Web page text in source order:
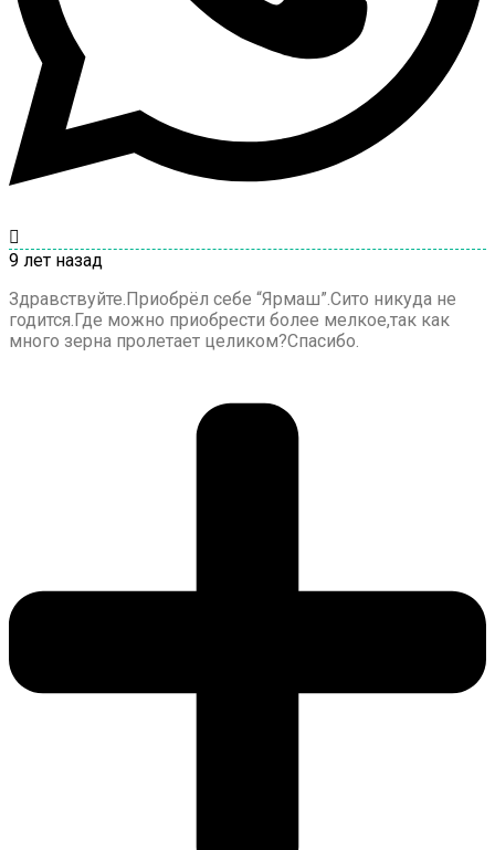
9 лет назад
Здравствуйте.Приобрёл себе “Ярмаш”.Сито никуда не
годится.Где можно приобрести более мелкое,так как
много зерна пролетает целиком?Спасибо.